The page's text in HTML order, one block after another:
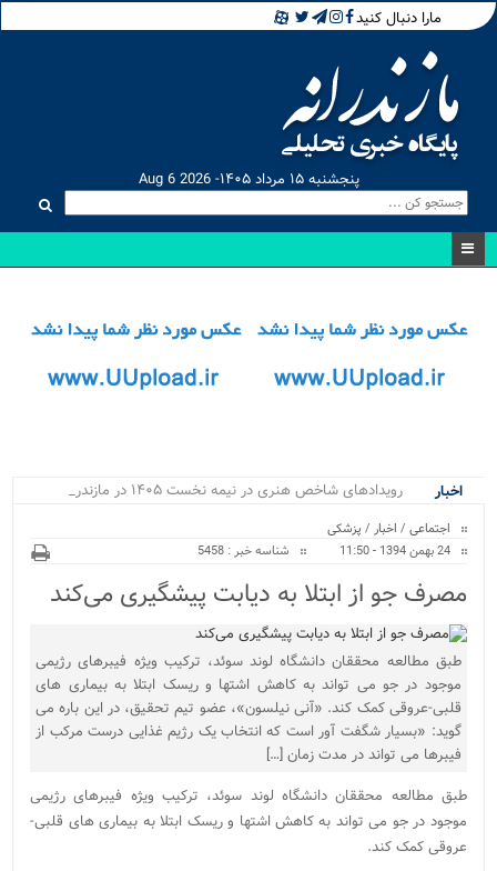
مارا دنبال کنید
پنجشنبه ۱۵ مرداد ۱۴۰۵- Aug 6 2026
اخبار
رویدادهای شاخص هنری در نیمه نخست ۱۴۰۵ در مازندران ب_
اجتماعی / اخبار / پزشکی
24 بهمن 1394 - 11:50
شناسه خبر : 5458
مصرف جو از ابتلا به دیابت پیشگیری می‌کند
طبق مطالعه محققان دانشگاه لوند سوئد، ترکیب ویژه فیبرهای رژیمی
موجود در جو می تواند به کاهش اشتها و ریسک ابتلا به بیماری های
قلبی-عروقی کمک کند. «آنی نیلسون»، عضو تیم تحقیق، در این باره می
گوید: «بسیار شگفت آور است که انتخاب یک رژیم غذایی درست مرکب از
فیبرها می تواند در مدت زمان […]
طبق مطالعه محققان دانشگاه لوند سوئد، ترکیب ویژه فیبرهای رژیمی
موجود در جو می تواند به کاهش اشتها و ریسک ابتلا به بیماری های قلبی-
عروقی کمک کند.